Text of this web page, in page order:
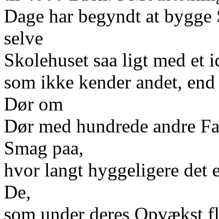
Dage har begyndt at
selve
Skolehuset saa ligt med et
som ikke kender andet,
Dør om
Dør med hundrede andre
Smag paa,
hvor langt hyggeligere det
De,
som under deres Opvækst